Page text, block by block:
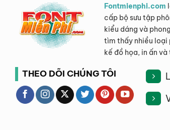
Fontmienphi.com
cấp bộ sưu tập
kiểu dáng và
tìm thấy nhiều loại
kế đồ họa, in ấn
THEO DÕI CHÚNG TÔI